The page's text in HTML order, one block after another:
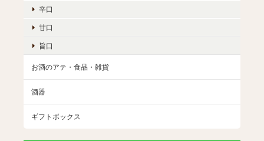
辛口
甘口
旨口
お酒のアテ・食品・雑貨
酒器
ギフトボックス